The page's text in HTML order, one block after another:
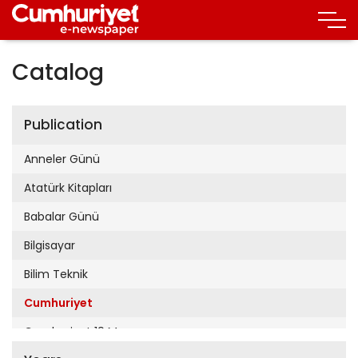
Catalog
Publication
Anneler Günü
Atatürk Kitapları
Babalar Günü
Bilgisayar
Bilim Teknik
Cumhuriyet
Cumhuriyet 19 Mayıs